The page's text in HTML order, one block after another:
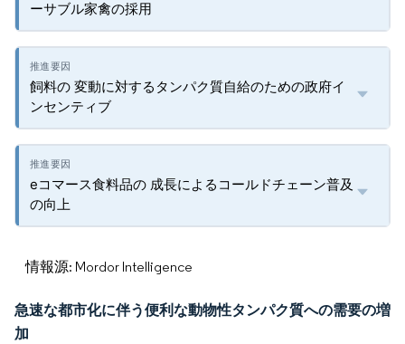
ーサブル家禽の採用
飼料の 変動に対するタンパク質自給のための政府イ
ンセンティブ
eコマース食料品の 成長によるコールドチェーン普及
の向上
情報源: Mordor Intelligence
急速な都市化に伴う便利な動物性タンパク質への需要の増
加